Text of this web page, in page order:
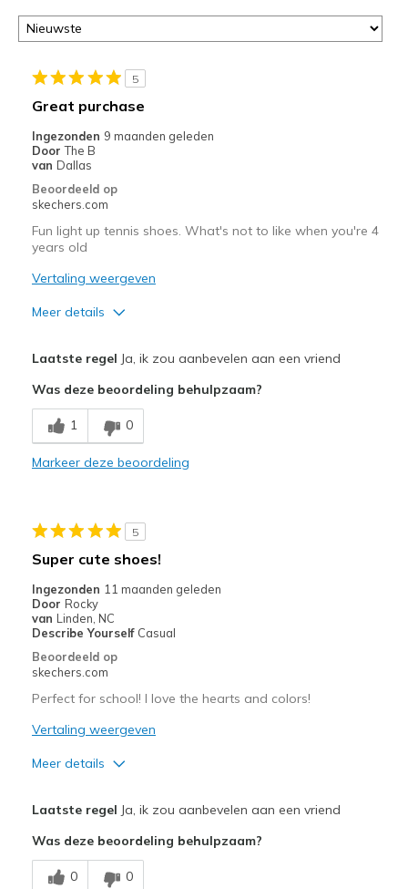
5
Great purchase
Ingezonden 9 maanden geleden
Door The B
van Dallas
Beoordeeld op
skechers.com
Fun light up tennis shoes. What's not to like when you're 4
years old
Vertaling weergeven
Meer details
Beste toepassingen
Casual Wear
Laatste regel Ja, ik zou aanbevelen aan een vriend
Was deze beoordeling behulpzaam?
1 0
Markeer deze beoordeling
5
Super cute shoes!
Ingezonden 11 maanden geleden
Door Rocky
van Linden, NC
Describe Yourself Casual
Beoordeeld op
skechers.com
Perfect for school! I love the hearts and colors!
Vertaling weergeven
Meer details
Durable
Laatste regel Ja, ik zou aanbevelen aan een vriend
Was deze beoordeling behulpzaam?
0 0